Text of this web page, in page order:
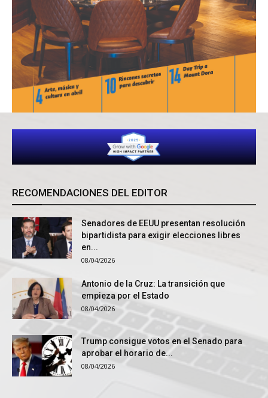
RECOMENDACIONES DEL EDITOR
Senadores de EEUU presentan resolución
bipartidista para exigir elecciones libres
en...
08/04/2026
Antonio de la Cruz: La transición que
empieza por el Estado
08/04/2026
Trump consigue votos en el Senado para
aprobar el horario de...
08/04/2026